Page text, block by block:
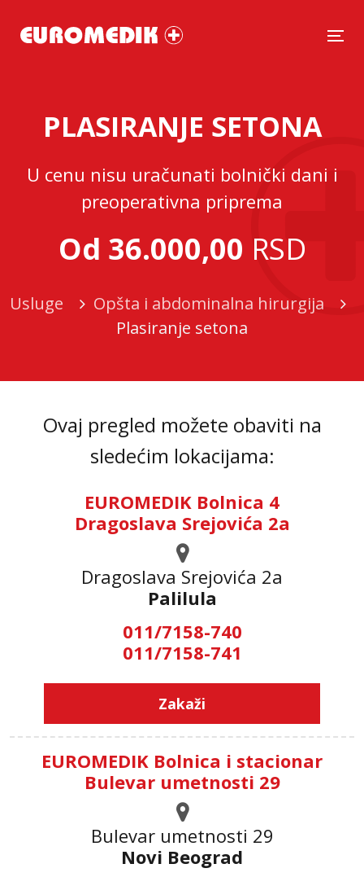
PLASIRANJE SETONA
U cenu nisu uračunati bolnički dani i
preoperativna priprema
Od 36.000,00 RSD
Usluge
Opšta i abdominalna hirurgija
Plasiranje setona
Ovaj pregled možete obaviti na
sledećim lokacijama:
EUROMEDIK Bolnica 4
Dragoslava Srejovića 2a
Dragoslava Srejovića 2а
Palilula
011/7158-740
011/7158-741
Zakaži
EUROMEDIK Bolnica i stacionar
Bulevar umetnosti 29
Bulevar umetnosti 29
Novi Beograd